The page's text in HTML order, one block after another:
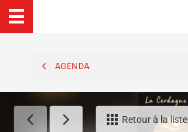
AGENDA
Retour à la liste